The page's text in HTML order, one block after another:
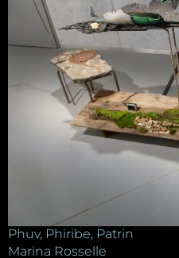
Phuv, Phiribe, Patrin
Marina Rosselle